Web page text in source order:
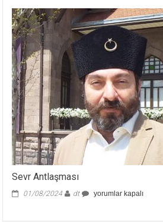
Gurur
için
Sevr Antlaşması
01/08/2024 dt
Sevr
yorumlar kapalı